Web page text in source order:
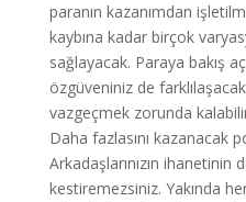
paranın kazanımdan
kaybına kadar birçok
sağlayacak. Paraya bakış
özgüveniniz de
vazgeçmek zorunda
Daha fazlasını kazanacak
Arkadaşlarınızın ihanetinin
kestiremezsiniz. Yakında